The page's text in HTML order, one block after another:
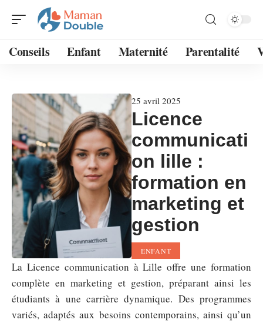
Conseils Enfant Maternité Parentalité
25 avril 2025
Licence
communicati
on lille :
formation en
marketing et
gestion
ENFANT
La Licence communication à Lille offre une formation
complète en marketing et gestion, préparant ainsi les
étudiants à une carrière dynamique. Des programmes
variés, adaptés aux besoins contemporains, ainsi qu’un